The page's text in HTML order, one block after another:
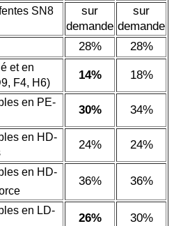
SN8
sur
demande
sur
demande
28% 28%
et en
F4, H6)
14% 18%
en PE-
30% 34%
en HD-
24% 24%
en HD-
36% 36%
en LD-
26% 30%